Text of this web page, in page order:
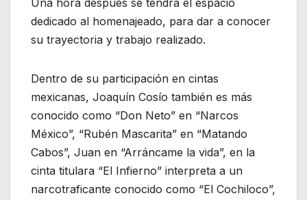
Una hora después se tendrá el espacio
dedicado al homenajeado, para dar a conocer
su trayectoria y trabajo realizado.
Dentro de su participación en cintas
mexicanas, Joaquín Cosío también es más
conocido como “Don Neto” en “Narcos
México”, “Rubén Mascarita” en “Matando
Cabos”, Juan en “Arráncame la vida”, en la
cinta titulara “El Infierno” interpreta a un
narcotraficante conocido como “El Cochiloco”,